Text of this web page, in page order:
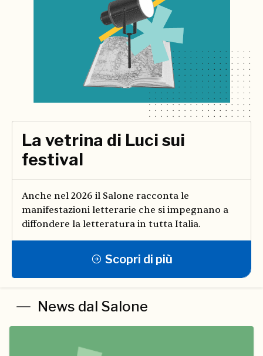
La vetrina di Luci sui
festival
Anche nel 2026 il Salone racconta le
manifestazioni letterarie che si impegnano a
diffondere la letteratura in tutta Italia.
Scopri di più
News dal Salone